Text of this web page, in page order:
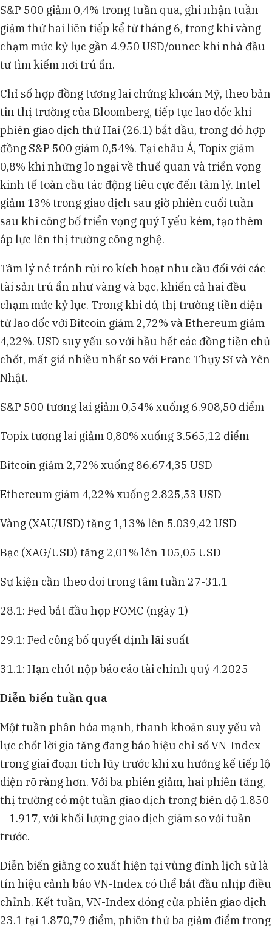
S&P 500 giảm 0,4% trong tuần qua, ghi nhận tuần
giảm thứ hai liên tiếp kể từ tháng 6, trong khi vàng
chạm mức kỷ lục gần 4.950 USD/ounce khi nhà đầu
tư tìm kiếm nơi trú ẩn.
​Chỉ số hợp đồng tương lai chứng khoán Mỹ, theo bản
tin thị trường của Bloomberg, tiếp tục lao dốc khi
phiên giao dịch thứ Hai (26.1) bắt đầu, trong đó hợp
đồng S&P 500 giảm 0,54%. Tại châu Á, Topix giảm
0,8% khi những lo ngại về thuế quan và triển vọng
kinh tế toàn cầu tác động tiêu cực đến tâm lý. Intel
giảm 13% trong giao dịch sau giờ phiên cuối tuần
sau khi công bố triển vọng quý I yếu kém, tạo thêm
áp lực lên thị trường công nghệ.
Tâm lý né tránh rủi ro kích hoạt nhu cầu đối với các
tài sản trú ẩn như vàng và bạc, khiến cả hai đều
chạm mức kỷ lục. Trong khi đó, thị trường tiền điện
tử lao dốc với Bitcoin giảm 2,72% và Ethereum giảm
4,22%. USD suy yếu so với hầu hết các đồng tiền chủ
chốt, mất giá nhiều nhất so với Franc Thụy Sĩ và Yên
Nhật.
S&P 500 tương lai giảm 0,54% xuống 6.908,50 điểm
Topix tương lai giảm 0,80% xuống 3.565,12 điểm
Bitcoin giảm 2,72% xuống 86.674,35 USD
Ethereum giảm 4,22% xuống 2.825,53 USD
Vàng (XAU/USD) tăng 1,13% lên 5.039,42 USD
Bạc (XAG/USD) tăng 2,01% lên 105,05 USD
Sự kiện cần theo dõi trong tâm tuần 27-31.1
28.1: Fed bắt đầu họp FOMC (ngày 1)
29.1: Fed công bố quyết định lãi suất
31.1: Hạn chót nộp báo cáo tài chính quý 4.2025
Diễn biến tuần qua
Một tuần phân hóa mạnh, thanh khoản suy yếu và
lực chốt lời gia tăng đang báo hiệu chỉ số VN-Index
trong giai đoạn tích lũy trước khi xu hướng kế tiếp lộ
diện rõ ràng hơn. Với ba phiên giảm, hai phiên tăng,
thị trường có một tuần giao dịch trong biên độ 1.850
– 1.917, với khối lượng giao dịch giảm so với tuần
trước.
Diễn biến giằng co xuất hiện tại vùng đỉnh lịch sử là
tín hiệu cảnh báo VN-Index có thể bắt đầu nhịp điều
chỉnh. Kết tuần, VN-Index đóng cửa phiên giao dịch
23.1 tại 1.870,79 điểm, phiên thứ ba giảm điểm trong